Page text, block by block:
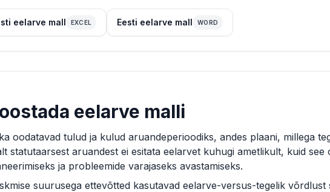
eelarve mall EXCEL Eesti eelarve mall WORD
eelarve malli
oodatavad tulud ja kulud aruandeperioodiks, andes plaani, millega
statutaarsest aruandest ei esitata eelarvet kuhugi ametlikult, kuid
ja probleemide varajaseks avastamiseks.
suurusega ettevõtted kasutavad eelarve-versus-tegelik võrdlust